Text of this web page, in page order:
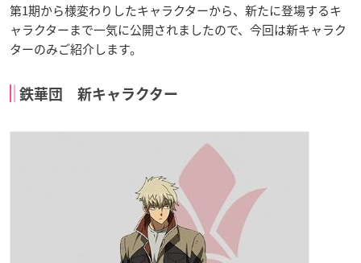
第1期から様変わりしたキャラクターから、新たに登場するキ
ャラクターまで一気に公開されましたので、今回は新キャラク
ターのみご紹介します。
鉄華団 新キャラクター